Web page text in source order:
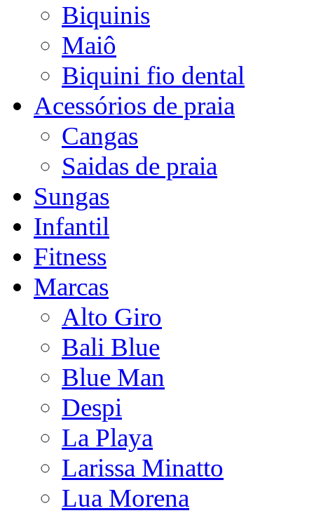
Biquinis
Maiô
Biquini fio dental
Acessórios de praia
Cangas
Saidas de praia
Sungas
Infantil
Fitness
Marcas
Alto Giro
Bali Blue
Blue Man
Despi
La Playa
Larissa Minatto
Lua Morena